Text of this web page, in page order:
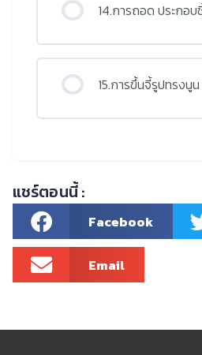
14.การถอด ประกอ
15.การขึ้นจี้รูปทรงนูน
แชร์ตอนนี้ :
Facebook
Email